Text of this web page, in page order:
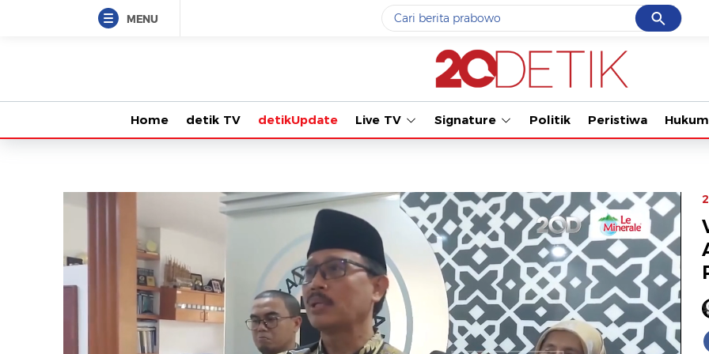
MENU Cancel
Yang sedang ramai dicari
gempa hari ini
#3iran
#5prabowo
Promoted
Terakhir yang dicari
Loading...
Tonton kabar
Home detik TV detikUpdate Live TV Signature Politik Peristiwa Hukum